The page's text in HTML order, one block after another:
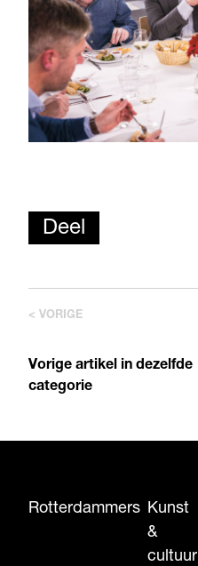
Deel
< VORIGE
Vorige artikel in dezelfde
categorie
Rotterdammers Kunst
&
cultuur